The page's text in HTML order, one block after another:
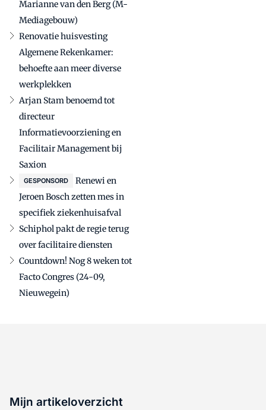
Marianne van den Berg (M-
Mediagebouw)
Renovatie huisvesting
Algemene Rekenkamer:
behoefte aan meer diverse
werkplekken
Arjan Stam benoemd tot
directeur
Informatievoorziening en
Facilitair Management bij
Saxion
GESPONSORD
Renewi en
Jeroen Bosch zetten mes in
specifiek ziekenhuisafval
Schiphol pakt de regie terug
over facilitaire diensten
Countdown! Nog 8 weken tot
Facto Congres (24-09,
Nieuwegein)
Mijn artikeloverzicht